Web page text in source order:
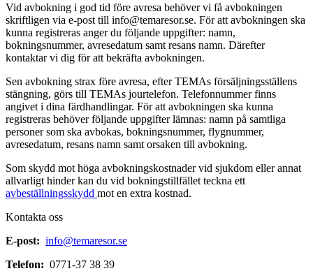
Vid avbokning i god tid före avresa behöver vi få avbokningen
skriftligen via e-post till info@temaresor.se. För att avbokningen ska
kunna registreras anger du följande uppgifter: namn,
bokningsnummer, avresedatum samt resans namn. Därefter
kontaktar vi dig för att bekräfta avbokningen.
Sen avbokning strax före avresa, efter TEMAs försäljningsställens
stängning, görs till TEMAs jourtelefon. Telefonnummer finns
angivet i dina färdhandlingar. För att avbokningen ska kunna
registreras behöver följande uppgifter lämnas: namn på samtliga
personer som ska avbokas, bokningsnummer, flygnummer,
avresedatum, resans namn samt orsaken till avbokning.
Som skydd mot höga avbokningskostnader vid sjukdom eller annat
allvarligt hinder kan du vid bokningstillfället teckna ett
avbeställningsskydd mot en extra kostnad.
Kontakta oss
E-post: info@temaresor.se
Telefon: 0771-37 38 39